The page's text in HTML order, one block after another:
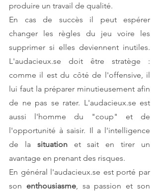
produire un travail de qualité.
En cas de succès il peut espérer
changer les règles du jeu voire les
supprimer si elles deviennent inutiles.
L'audacieux.se doit être stratège :
comme il est du côté de l'offensive, il
lui faut la préparer minutieusement afin
de ne pas se rater. L'audacieux.se est
aussi l'homme du "coup" et de
l'opportunité à saisir. Il a l'intelligence
de la situation et sait en tirer un
avantage en prenant des risques.
En général l'audacieux.se est porté par
son enthousiasme, sa passion et son